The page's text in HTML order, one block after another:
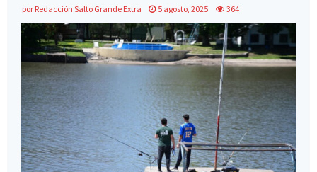
por Redacción Salto Grande Extra 5 agosto, 2025 364